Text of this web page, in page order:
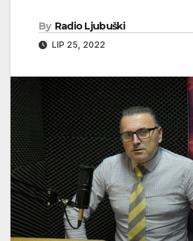
By Radio Ljubuški
LIP 25, 2022